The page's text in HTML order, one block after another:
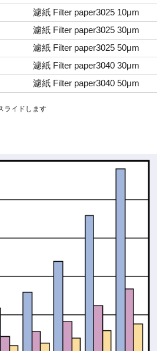
濾紙 Filter paper3025 10μm
濾紙 Filter paper3025 30μm
濾紙 Filter paper3025 50μm
濾紙 Filter paper3040 30μm
濾紙 Filter paper3040 50μm
ライドします